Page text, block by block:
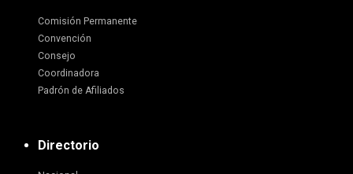
Comisión Permanente
Convención
Consejo
Coordinadora
Padrón de Afiliados
Directorio